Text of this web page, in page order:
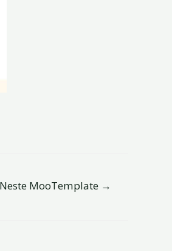
Neste MooTemplate →